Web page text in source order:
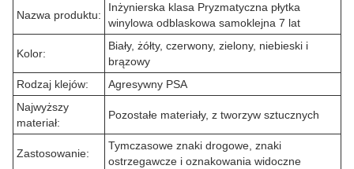
Nazwa produktu:
Inżynierska klasa Pryzmatyczna płytka
winylowa odblaskowa samoklejna 7 lat
Kolor:
Biały, żółty, czerwony, zielony, niebieski i
brązowy
Rodzaj klejów:
Agresywny PSA
Najwyższy
materiał:
Pozostałe materiały, z tworzyw sztucznych
Zastosowanie:
Tymczasowe znaki drogowe, znaki
ostrzegawcze i oznakowania widoczne